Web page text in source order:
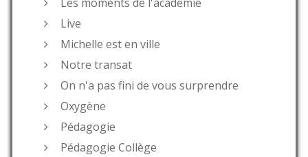
Live
Michelle est en ville
Notre transat
On n'a pas fini de vous surprendre
Oxygène
Pédagogie
Pédagogie Collège